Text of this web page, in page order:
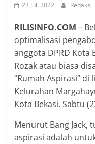
23 Juli 2022 Redaksi
RILISINFO.COM –
optimalisasi
anggota DPRD Kota
Rozak atau biasa
“Rumah Aspirasi” di
Kelurahan
Kota Bekasi. Sabtu
Menurut Bang Jack,
aspirasi adalah